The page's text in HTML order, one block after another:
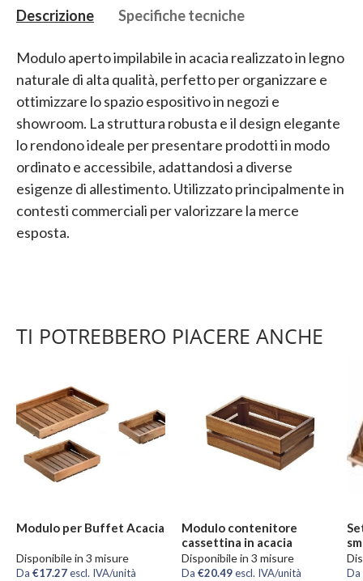
Descrizione Specifiche tecniche
Modulo aperto impilabile in acacia realizzato in legno
naturale di alta qualità, perfetto per organizzare e
ottimizzare lo spazio espositivo in negozi e
showroom. La struttura robusta e il design elegante
lo rendono ideale per presentare prodotti in modo
ordinato e accessibile, adattandosi a diverse
esigenze di allestimento. Utilizzato principalmente in
contesti commerciali per valorizzare la merce
esposta.
TI POTREBBERO PIACERE ANCHE
Modulo per Buffet Acacia
Disponibile in 3 misure
Da €17.27escl. IVA/unità
Modulo contenitore
cassettina in acacia
Disponibile in 3 misure
Da €20.49escl. IVA/unità Da